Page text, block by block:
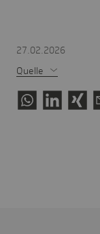
27.02.2026
Quelle